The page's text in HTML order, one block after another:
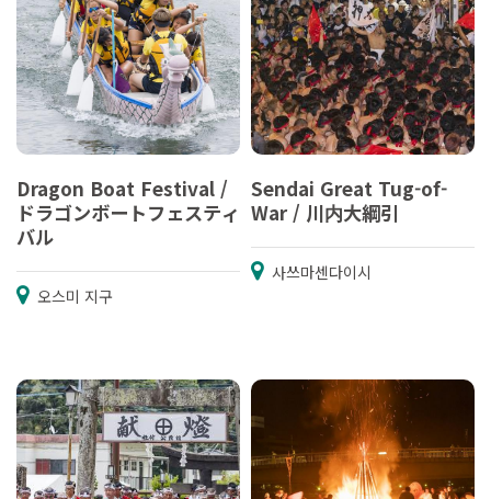
Dragon Boat Festival /
ドラゴンボートフェスティ
バル
오스미 지구
Sendai Great Tug-of-
War / 川内大綱引
사쓰마센다이시